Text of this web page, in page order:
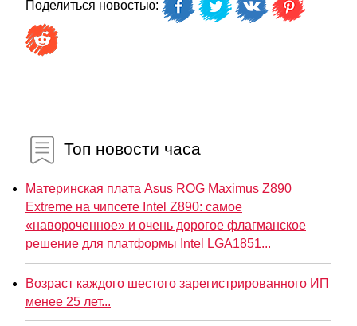
Поделиться новостью:
Топ новости часа
Материнская плата Asus ROG Maximus Z890
Extreme на чипсете Intel Z890: самое
«навороченное» и очень дорогое флагманское
решение для платформы Intel LGA1851...
Возраст каждого шестого зарегистрированного ИП
менее 25 лет...